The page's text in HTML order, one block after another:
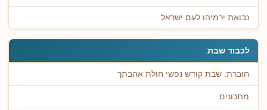
נבואת ירמיהו לעם ישראל
לכבוד שבת
חוברת: שבת קודש נפשי חולת אהבתך
מתכונים